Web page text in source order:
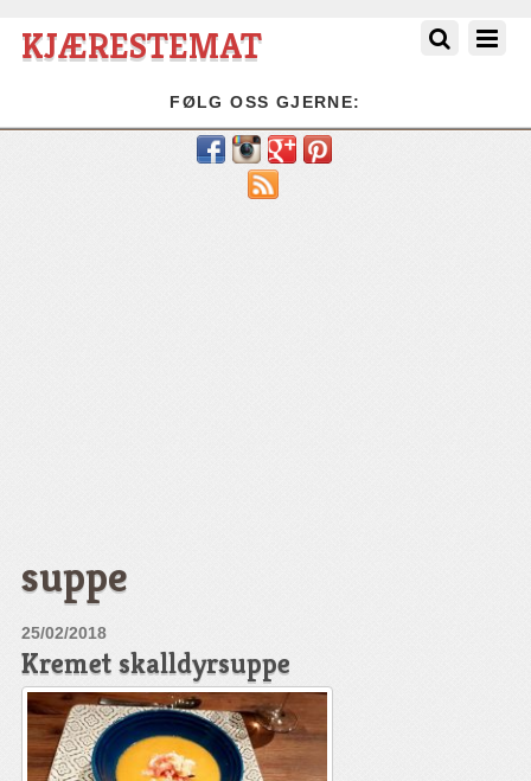
KJÆRESTEMAT
FØLG OSS GJERNE:
RSS
suppe
25/02/2018
Kremet skalldyrsuppe